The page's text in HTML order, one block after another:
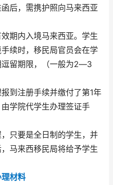
后，需携护照向马来西亚
期内入境马来西亚。学生
续时，移民局官员会在学
逗留期限，（一般为2―3
注册手续并缴付了第1年
学院代学生办理签证手
只要是全日制的学生，并
马来西移民局将给予学生
材料